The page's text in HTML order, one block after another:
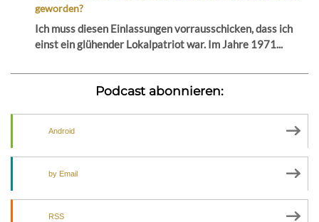
geworden?
Ich muss diesen Einlassungen vorrausschicken, dass ich
einst ein glühender Lokalpatriot war. Im Jahre 1971...
Podcast abonnieren:
Android
by Email
RSS